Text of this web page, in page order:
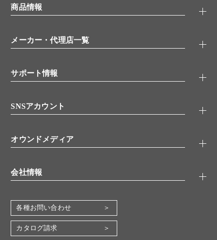
ELISA/ELISpot検索
品番検索
無料サンプル
ウェビナー （オンラインセミナー）
学会・展示スケジュール
商品情報
抗体
シグナル伝達
糖類／レクチン
分子生物
バイオメディカル(環境・食品)
機器・消耗品
メーカー・代理店一覧
代理店
サポート情報
アプリケーションノート
書類ダウンロード
SNSアカウント
YouTube
オウンドメディア
会社情報
会社概要
地図・アクセス（本社）
IR情報
各種お問い合わせ
カタログ請求